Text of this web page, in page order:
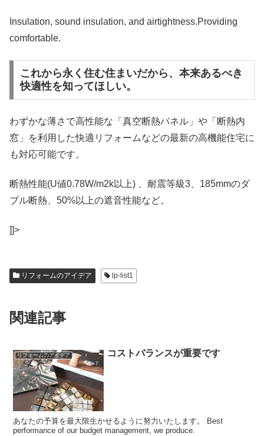
Insulation, sound insulation, and airtightness.Providing
comfortable.
これから永く住む住まいだから、本来あるべき
快適性を知ってほしい。
わずかな薄さで高性能な「真空断熱パネル」や「断熱内
窓」を利用した快適リフォームなどの最新の高機能住宅に
も対応可能です。
断熱性能(U値0.78W/m2k以上) 、耐震等級3、185mmのダ
ブル断熱、50%以上の遮音性能など。
]]>
リフォームのアイデア lp-list1
関連記事
リフォームのアイデア コストバランスが重要です
あなたの予算を最大限生かせるように努力いたします。 Best
performance of our budget management, we produce.